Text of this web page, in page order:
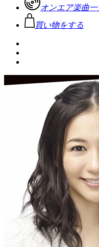
オンエア楽曲一
買い物をする